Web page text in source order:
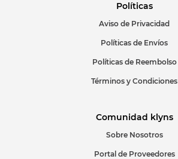
Políticas
Aviso de Privacidad
Políticas de Envíos
Políticas de Reembolso
Términos y Condiciones
Comunidad klyns
Sobre Nosotros
Portal de Proveedores